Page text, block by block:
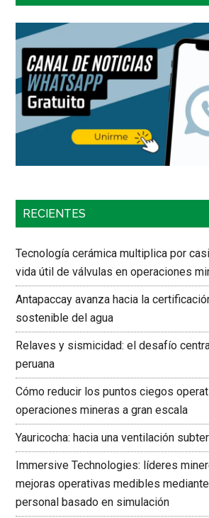
RECIENTES
Tecnología cerámica multiplica por
vida útil de válvulas en operaciones
Antapaccay avanza hacia la
sostenible del agua
Relaves y sismicidad: el desafío
peruana
Cómo reducir los puntos ciegos
operaciones mineras a gran escala
Yauricocha: hacia una ventilación
Immersive Technologies: líderes
mejoras operativas medibles
personal basado en simulación